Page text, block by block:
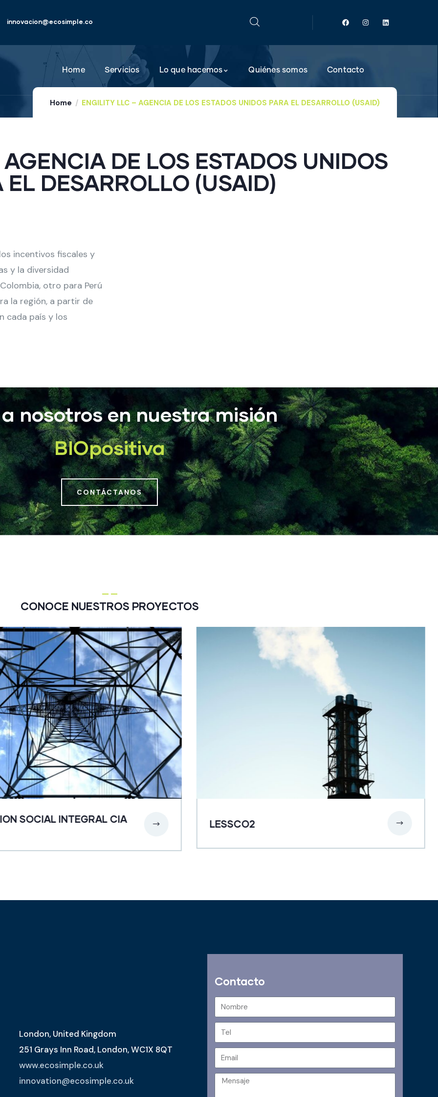
innovacion@ecosimple.co
Home Servicios Lo que hacemos Quiénes somos Contacto
Home ENGILITY LLC – AGENCIA DE LOS ESTADOS UNIDOS PARA EL DESARROLLO (USAID)
DE LOS ESTADOS UNIDOS
EL DESARROLLO (USAID)
incentivos fiscales y
y la diversidad
otro para Perú
la región, a partir de
cada país y los
nosotros en nuestra misión
BIOpositiva
CONTÁCTANOS
CONOCE NUESTROS PROYECTOS
SOCIAL INTEGRAL CIA LESSCO2
London, United Kingdom
251 Grays Inn Road, London, WC1X 8QT
www.ecosimple.co.uk
innovation@ecosimple.co.uk
Contacto